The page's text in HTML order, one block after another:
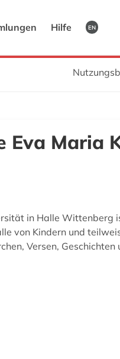
Hilfe EN
Eva Maria
in Halle
von Kindern und
Versen,